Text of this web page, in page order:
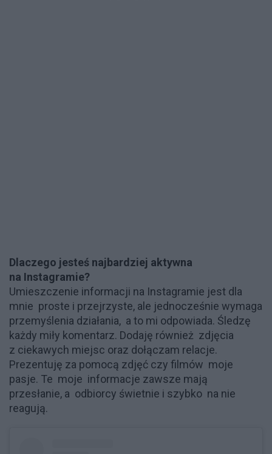
Dlaczego jesteś najbardziej aktywna
na Instagramie?
Umieszczenie informacji na Instagramie jest dla
mnie proste i przejrzyste, ale jednocześnie wymaga
przemyślenia działania, a to mi odpowiada. Śledzę
każdy miły komentarz. Dodaję również zdjęcia
z ciekawych miejsc oraz dołączam relacje.
Prezentuję za pomocą zdjęć czy filmów moje
pasje. Te moje informacje zawsze mają
przesłanie, a odbiorcy świetnie i szybko na nie
reagują.